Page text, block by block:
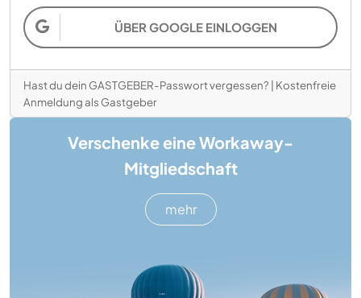
ÜBER GOOGLE EINLOGGEN
Hast du dein GASTGEBER-Passwort vergessen? | Kostenfreie
Anmeldung als Gastgeber
Verschenke eine Workaway-
Mitgliedschaft
mehr